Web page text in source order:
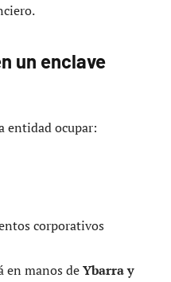
un enclave
entidad ocupar:
corporativos
en manos deYbarra y